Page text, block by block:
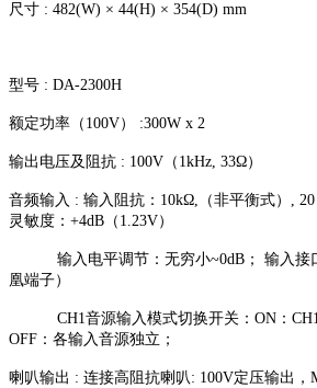
尺寸 : 482(W) × 44(H) × 354(D) mm
型号 : DA-2300H
额定功率（100V） :300W x 2
输出电压及阻抗 : 100V（1kHz, 33Ω）
音频输入 : 输入阻抗：10kΩ,（非平衡式）,
灵敏度：+4dB（1.23V）
输入电平调节：无穷小~0dB； 输入接
凰端子）
CH1音源输入模式切换开关：ON：CH1
OFF：各输入音源独立；
喇叭输出 : 连接高阻抗喇叭: 100V定压输出，